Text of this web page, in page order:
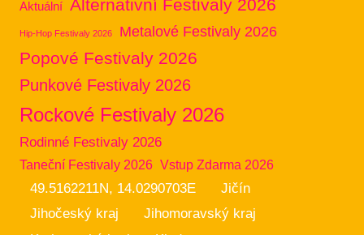
Aktuální Alternativní Festivaly 2026
Hip-Hop Festivaly 2026 Metalové Festivaly 2026
Popové Festivaly 2026
Punkové Festivaly 2026
Rockové Festivaly 2026
Rodinné Festivaly 2026
Taneční Festivaly 2026 Vstup Zdarma 2026
49.5162211N, 14.0290703E
Jičín
Jihočeský kraj
Jihomoravský kraj